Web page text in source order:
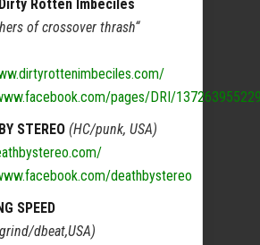
Dirty Rotten Imbeciles
of crossover thrash“
pages/DRI/
STEREO (HC/punk, USA)
deathbystereo
SPEED
dbeat,USA)